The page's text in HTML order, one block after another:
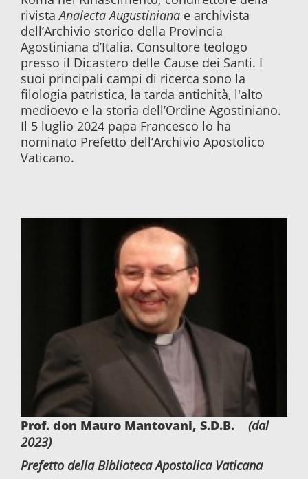
rivistaAnalecta Augustiniana e archivista
dell’Archivio storico della Provincia
Agostiniana d’Italia. Consultore teologo
presso il Dicastero delle Cause dei Santi. I
suoi principali campi di ricerca sono la
filologia patristica, la tarda antichità, l'alto
medioevo e la storia dell’Ordine Agostiniano.
Il 5 luglio 2024 papa Francesco lo ha
nominato Prefetto dell’Archivio Apostolico
Vaticano.
Prof. don Mauro Mantovani, S.D.B. (dal
2023)
Prefetto della Biblioteca Apostolica Vaticana